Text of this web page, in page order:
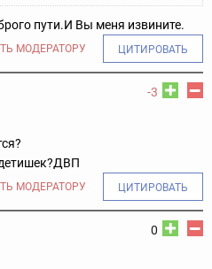
пути.И Вы меня извините.
МОДЕРАТОРУ ЦИТИРОВАТЬ
-3
ДВП
МОДЕРАТОРУ ЦИТИРОВАТЬ
0